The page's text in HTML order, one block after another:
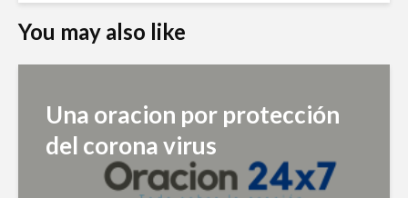
You may also like
Una oracion por protección
del corona virus